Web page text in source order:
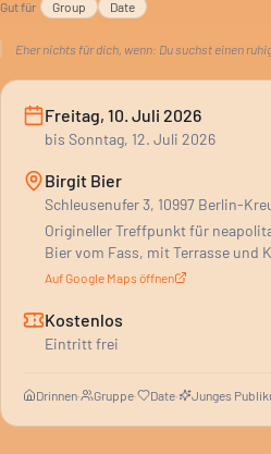
Gut für Group Date
Eher nichts für dich, wenn: Du suchst einen
Freitag, 10. Juli 2026
bis Sonntag, 12. Juli 2026
Birgit Bier
Schleusenufer 3, 10997 Berlin-
Origineller Treffpunkt für
Bier vom Fass, mit Terrasse und
Auf Google Maps öffnen
Kostenlos
Eintritt frei
Drinnen· Gruppe· Date· Junges